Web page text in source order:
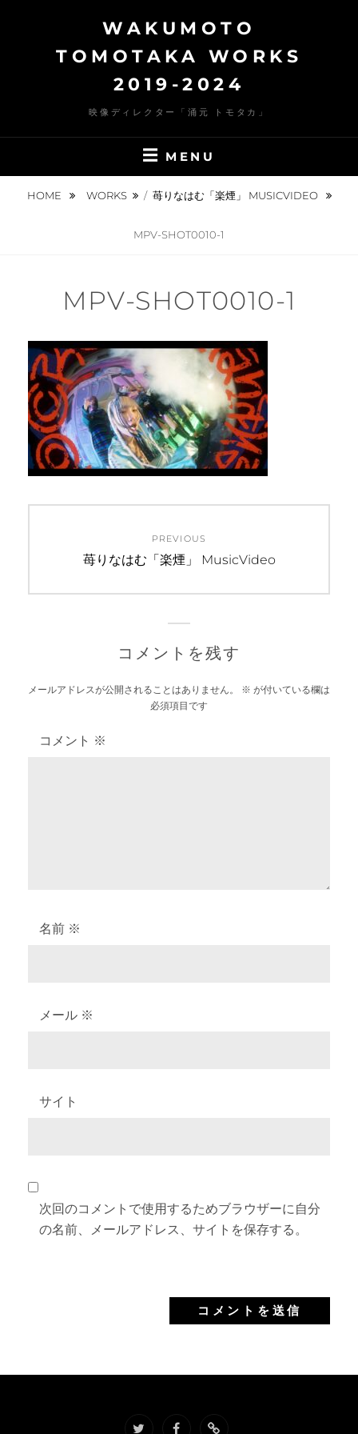
WAKUMOTO
TOMOTAKA WORKS
2019-2024
映像ディレクター「涌元 トモタカ」
MENU
HOME WORKS / 苺りなはむ「楽煙」 MUSICVIDEO
MPV-SHOT0010-1
MPV-SHOT0010-1
ナ
ー
PREVIOUS
Previous
苺りなはむ「楽煙」 MusicVideo
コメントを残す
メールアドレスが公開されることはありません。 ※ が付いている欄は
必須項目です
コメント ※
名前 ※
メール ※
サイト
次回のコメントで使用するためブラウザーに自分
の名前、メールアドレス、サイトを保存する。